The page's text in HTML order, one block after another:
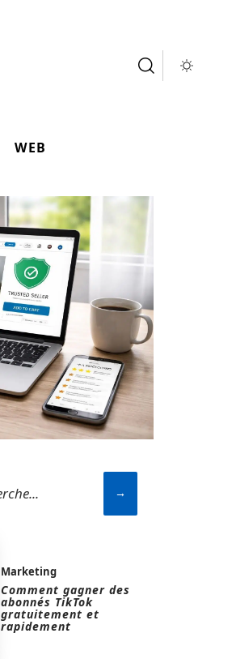
WEB
Marketing
Comment gagner des
abonnés TikTok
gratuitement et
rapidement